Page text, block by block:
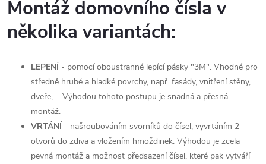
Montáž domovního čísla v
několika variantách:
LEPENÍ - pomocí oboustranné lepící pásky "3M". Vhodné pro
středně hrubé a hladké povrchy, např. fasády, vnitření stěny,
dveře,.... Výhodou tohoto postupu je snadná a přesná
montáž.
VRTÁNÍ - našroubováním svorníků do čísel, vyvrtáním 2
otvorů do zdiva a vložením hmoždinek. Výhodou je zcela
pevná montáž a možnost předsazení čísel, které pak vytváří